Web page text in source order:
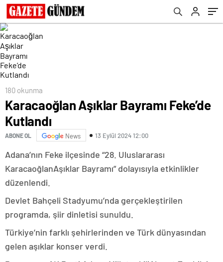
180 okunma
Karacaoğlan Aşıklar Bayramı Feke’de
Kutlandı
ABONE OL News 13 Eylül 2024 12:00
Adana’nın Feke ilçesinde “28. Uluslararası
KaracaoğlanAşıklar Bayramı” dolayısıyla etkinlikler
düzenlendi.
Devlet Bahçeli Stadyumu’nda gerçekleştirilen
programda, şiir dinletisi sunuldu.
Türkiye’nin farklı şehirlerinden ve Türk dünyasından
gelen aşıklar konser verdi.